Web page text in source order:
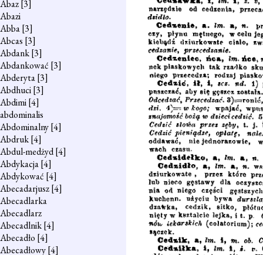
Abaz[3]
Abazi
Abba[3]
Abcas [3]
Abdank[3]
Abdankować [3]
Abderyta[3]
Abdhuci[3]
Abdimi[4]
abdominalis
Abdominalny[4]
Abdruk[4]
Abdul-medżyd[4]
Abdykacja[4]
Abdykować [4]
Abecadarjusz[4]
Abecadlarka
Abecadlarz
Abecadlnik[4]
Abecadło [4]
Abecadłowy[4]